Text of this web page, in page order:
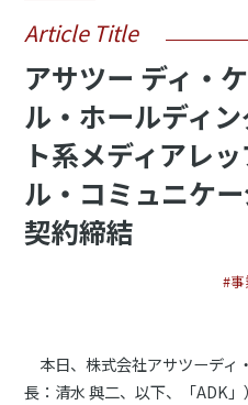
Article Title
アサツー ディ・
ル・ホールディ
ト系メディアレ
ル・コミュニケ
契約締結
#
本日、株式会社アサツーディ
長：清水 與二、以下、「ADK